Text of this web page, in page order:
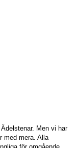
Men vi har
med mera. Alla